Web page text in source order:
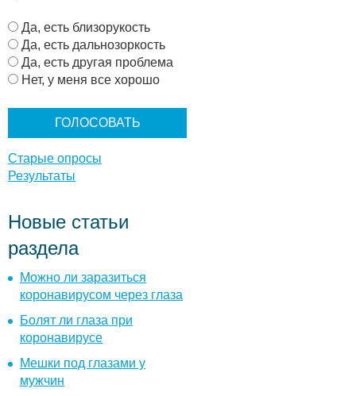
В
а
р
и
Да, есть близорукость
Да, есть дальнозоркость
Да, есть другая проблема
Нет, у меня все хорошо
Старые опросы
Результаты
Новые статьи
раздела
Можно ли заразиться
коронавирусом через глаза
Болят ли глаза при
коронавирусе
Мешки под глазами у
мужчин